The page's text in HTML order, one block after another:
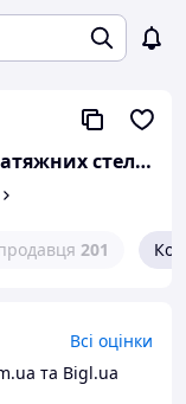
DIY Ceiling - комплект натяжних стель своїми руками
201
Всі оцінки
та Bigl.ua